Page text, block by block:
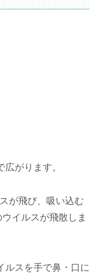
がります。
が飛び、吸い込む
イルスが飛散しま
ルスを手で鼻・口に